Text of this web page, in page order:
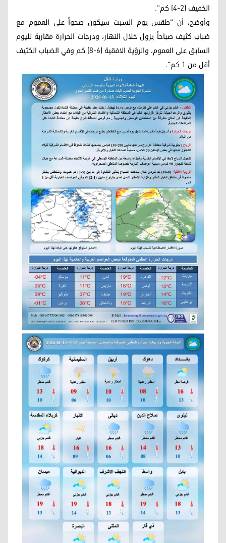
الخفيف (2-4) كم".
وأوضح، أن "طقس يوم السبت سيكون صحواً على العموم مع
ضباب كثيف صباحاً يزول خلال النهار، ودرجات الحرارة مقاربة لليوم
السابق على العموم، والرؤية الافقية (6-8) كم وفي الضباب الكثيف
أقل من 1 كم".